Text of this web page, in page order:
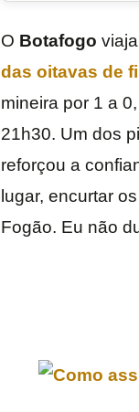
O Botafogo
das oitavas de
mineira por 1 a
21h30. Um dos
reforçou a
lugar, encurtar
Fogão. Eu não